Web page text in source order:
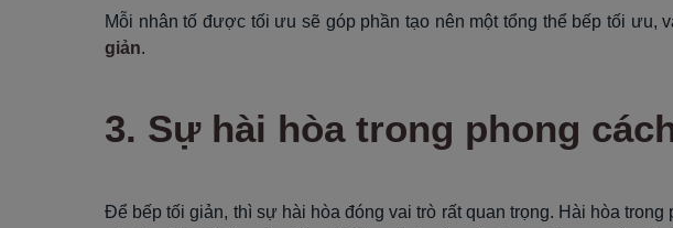
Mỗi nhân tố được tối ưu sẽ góp phần tạo nên một tổng thể bếp tối ưu,
giản.
3. Sự hài hòa trong phong
Để bếp tối giản, thì sự hài hòa đóng vai trò rất quan trọng. Hài hòa